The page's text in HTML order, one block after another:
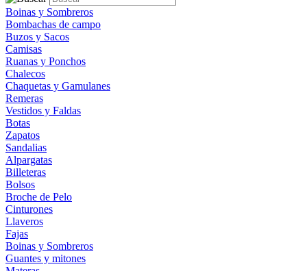
Boinas y Sombreros
Bombachas de campo
Buzos y Sacos
Camisas
Ruanas y Ponchos
Chalecos
Chaquetas y Gamulanes
Remeras
Vestidos y Faldas
Botas
Zapatos
Sandalias
Alpargatas
Billeteras
Bolsos
Broche de Pelo
Cinturones
Llaveros
Fajas
Boinas y Sombreros
Guantes y mitones